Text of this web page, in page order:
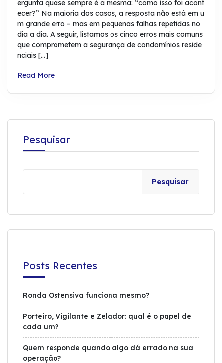
ergunta quase sempre é a mesma: “como isso foi acont
ecer?” Na maioria dos casos, a resposta não está em u
m grande erro – mas em pequenas falhas repetidas no
dia a dia. A seguir, listamos os cinco erros mais comuns
que comprometem a segurança de condomínios reside
nciais […]
Read More
Pesquisar
Pesquisar
Posts Recentes
Ronda Ostensiva funciona mesmo?
Porteiro, Vigilante e Zelador: qual é o papel de
cada um?
Quem responde quando algo dá errado na sua
operação?